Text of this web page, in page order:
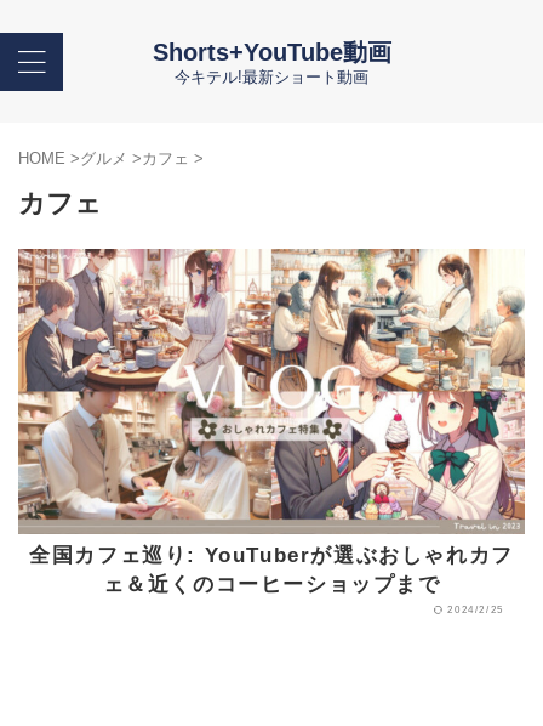
Shorts+YouTube動画
今キテル!最新ショート動画
HOME >グルメ > カフェ >
カフェ
全国カフェ巡り: YouTuberが選ぶおしゃれカフ
ェ＆近くのコーヒーショップまで
2024/2/25